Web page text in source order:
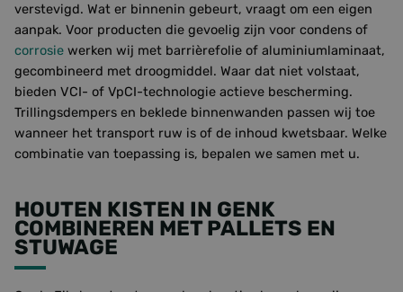
verstevigd. Wat er binnenin gebeurt, vraagt om een eigen
aanpak. Voor producten die gevoelig zijn voor condens of
corrosie werken wij met barrièrefolie of aluminiumlaminaat,
gecombineerd met droogmiddel. Waar dat niet volstaat,
bieden VCI- of VpCI-technologie actieve bescherming.
Trillingsdempers en beklede binnenwanden passen wij toe
wanneer het transport ruw is of de inhoud kwetsbaar. Welke
combinatie van toepassing is, bepalen we samen met u.
HOUTEN KISTEN IN GENK
COMBINEREN MET PALLETS EN
STUWAGE